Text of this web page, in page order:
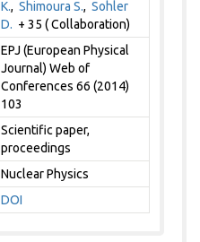
K.,Shimoura S.,Sohler
D. + 35 ( Collaboration)
EPJ (European Physical
Journal) Web of
Conferences 66 (2014)
103
Scientific paper,
proceedings
Nuclear Physics
DOI